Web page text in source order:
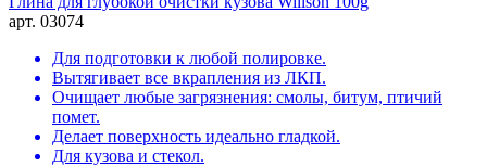
арт. 03074
Для подготовки к любой полировке.
Вытягивает все вкрапления из ЛКП.
Очищает любые загрязнения: смолы, битум, птичий
помет.
Делает поверхность идеально гладкой.
Для кузова и стекол.